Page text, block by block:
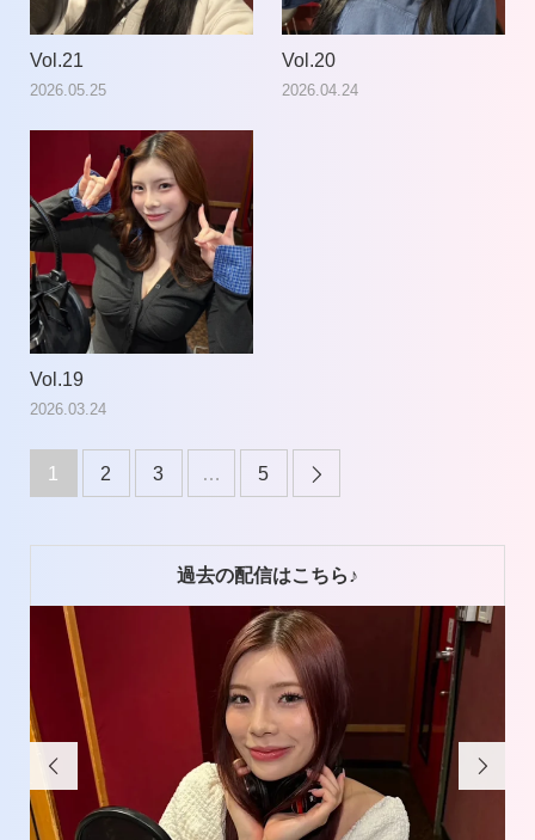
Vol.21
2026.05.25
Vol.20
2026.04.24
Vol.19
2026.03.24
1 2 3 … 5 
過去の配信はこちら♪
 